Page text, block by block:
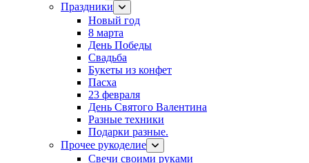
Праздники
Новый год
8 марта
День Победы
Свадьба
Букеты из конфет
Пасха
23 февраля
День Святого Валентина
Разные техники
Подарки разные.
Прочее рукоделие
Свечи своими руками